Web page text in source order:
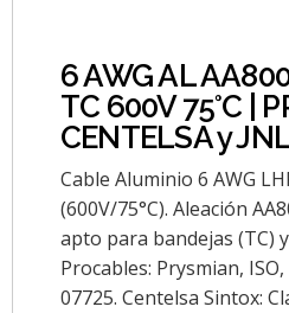
6 AWG AL
TC 600V 75°C |
CENTELSA y
Cable Aluminio 6 AWG
(600V/75°C). Aleación
apto para bandejas (TC)
Procables: Prysmian, ISO,
07725. Centelsa Sintox: